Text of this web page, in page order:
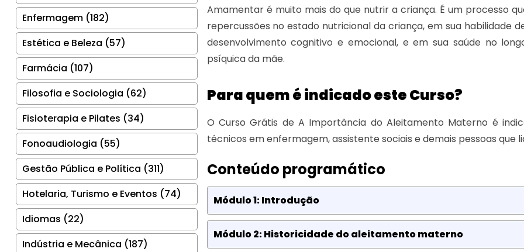
Enfermagem (182)
Estética e Beleza (57)
Farmácia (107)
Filosofia e Sociologia (62)
Fisioterapia e Pilates (34)
Fonoaudiologia (55)
Gestão Pública e Política (311)
Hotelaria, Turismo e Eventos (74)
Idiomas (22)
Indústria e Mecânica (187)
Amamentar é muito mais do que nutrir a criança. É um processo
repercussões no estado nutricional da criança, em sua habilidade
desenvolvimento cognitivo e emocional, e em sua saúde no
psíquica da mãe.
Para quem é indicado este Curso?
O Curso Grátis de A Importância do Aleitamento Materno é
técnicos em enfermagem, assistente sociais e demais pessoas que
Conteúdo programático
Módulo 1: Introdução
Módulo 2: Historicidade do aleitamento materno